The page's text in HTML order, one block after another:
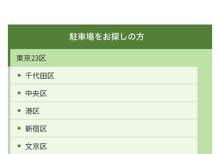
東京23区
千代田区
中央区
港区
新宿区
文京区